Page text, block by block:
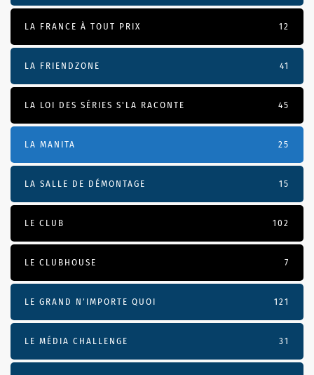
LA FRANCE À TOUT PRIX 12
LA FRIENDZONE 41
LA LOI DES SÉRIES S'LA RACONTE 45
LA MANITA 25
LA SALLE DE DÉMONTAGE 15
LE CLUB 102
LE CLUBHOUSE 7
LE GRAND N’IMPORTE QUOI 121
LE MÉDIA CHALLENGE 31